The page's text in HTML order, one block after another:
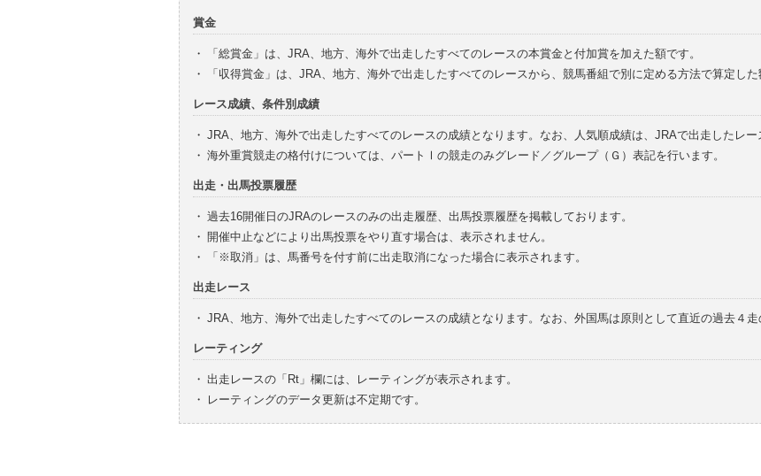
賞金
・
「総賞金」は、JRA、地方、海外で出走したすべてのレースの本賞金と付加賞を加えた額です。
・
「収得賞金」は、JRA、地方、海外で出走したすべてのレースから、競馬番組で別に定める方法で算定した
レース成績、条件別成績
・ JRA、地方、海外で出走したすべてのレースの成績となります。なお、人気順成績は、JRAで出走したレー
・ 海外重賞競走の格付けについては、パートⅠの競走のみグレード／グループ（Ｇ）表記を行います。
出走・出馬投票履歴
・ 過去16開催日のJRAのレースのみの出走履歴、出馬投票履歴を掲載しております。
・ 開催中止などにより出馬投票をやり直す場合は、表示されません。
・
「※取消」は、馬番号を付す前に出走取消になった場合に表示されます。
出走レース
・ JRA、地方、海外で出走したすべてのレースの成績となります。なお、外国馬は原則として直近の過去４走
レーティング
・ 出走レースの「Rt」欄には、レーティングが表示されます。
・
レーティングのデータ更新は不定期です。